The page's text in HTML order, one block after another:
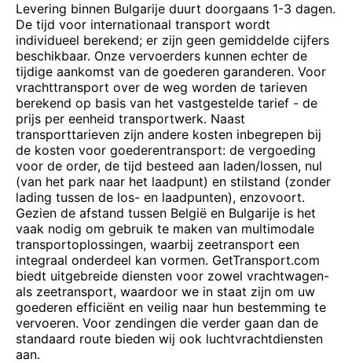
Levering binnen Bulgarije duurt doorgaans 1-3 dagen.
De tijd voor internationaal transport wordt
individueel berekend; er zijn geen gemiddelde cijfers
beschikbaar. Onze vervoerders kunnen echter de
tijdige aankomst van de goederen garanderen. Voor
vrachttransport over de weg worden de tarieven
berekend op basis van het vastgestelde tarief - de
prijs per eenheid transportwerk. Naast
transporttarieven zijn andere kosten inbegrepen bij
de kosten voor goederentransport: de vergoeding
voor de order, de tijd besteed aan laden/lossen, nul
(van het park naar het laadpunt) en stilstand (zonder
lading tussen de los- en laadpunten), enzovoort.
Gezien de afstand tussen België en Bulgarije is het
vaak nodig om gebruik te maken van multimodale
transportoplossingen, waarbij zeetransport een
integraal onderdeel kan vormen. GetTransport.com
biedt uitgebreide diensten voor zowel vrachtwagen-
als zeetransport, waardoor we in staat zijn om uw
goederen efficiënt en veilig naar hun bestemming te
vervoeren. Voor zendingen die verder gaan dan de
standaard route bieden wij ook luchtvrachtdiensten
aan.